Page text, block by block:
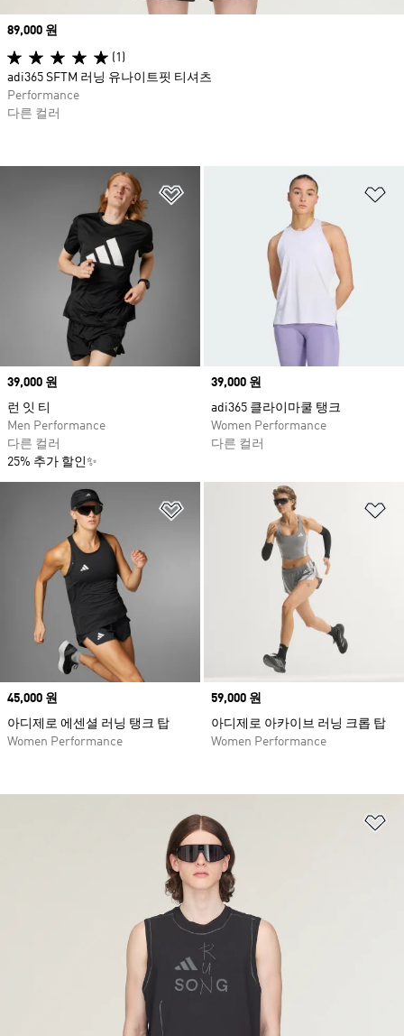
위시리스트 담기
Price
39,000 원
런 잇 티
Men Performance
다른 컬러
25% 추가 할인✨
Price
39,000 원
adi365 클라이마쿨 탱크
Women Performance
다른 컬러
위시리스트 담기
Price
45,000 원
아디제로 에센셜 러닝 탱크 탑
Women Performance
Price
59,000 원
아디제로 아카이브 러닝 크롭 탑
Women Performance
Price
89,000 원
(1)
adi365 SFTM 러닝 유나이트핏 티셔츠
Performance
다른 컬러